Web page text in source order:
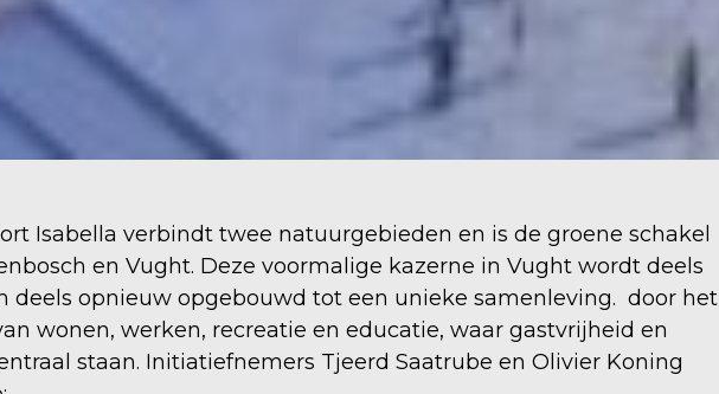
Isabella verbindt twee natuurgebieden en is de groene schakel
en Vught. Deze voormalige kazerne in Vught wordt deels
deels opnieuw opgebouwd tot een unieke samenleving. door het
wonen, werken, recreatie en educatie, waar gastvrijheid en
staan. Initiatiefnemers Tjeerd Saatrube en Olivier Koning